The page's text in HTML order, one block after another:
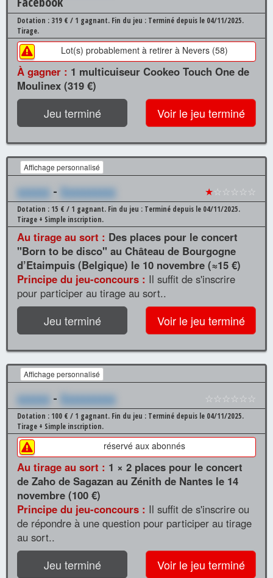
Dotation : 319 € / 1 gagnant. Fin du jeu : Terminé depuis le 04/11/2025.
Tirage.
Lot(s) probablement à retirer à Nevers (58)
À gagner : 1 multicuiseur Cookeo Touch One de
Moulinex (319 €)
Jeu terminé Voir le jeu terminé
Affichage personnalisé
xxxxxx - Xxxxxxxxxx ★☆☆☆☆☆
Dotation : 15 € / 1 gagnant. Fin du jeu : Terminé depuis le 04/11/2025.
Tirage + Simple inscription.
Au tirage au sort : Des places pour le concert
"Born to be disco" au Château de Bourgogne
d’Etaimpuis (Belgique) le 10 novembre (≈15 €)
Principe du jeu-concours : Il suffit de s'inscrire
pour participer au tirage au sort..
Jeu terminé Voir le jeu terminé
Affichage personnalisé
xxxxxx - Xxxxxxxxxx ☆☆☆☆☆☆
Dotation : 100 € / 1 gagnant. Fin du jeu : Terminé depuis le 04/11/2025.
Tirage + Simple inscription.
réservé aux abonnés
Au tirage au sort : 1 × 2 places pour le concert
de Zaho de Sagazan au Zénith de Nantes le 14
novembre (100 €)
Principe du jeu-concours : Il suffit de s'inscrire ou
de répondre à une question pour participer au tirage
au sort..
Jeu terminé Voir le jeu terminé